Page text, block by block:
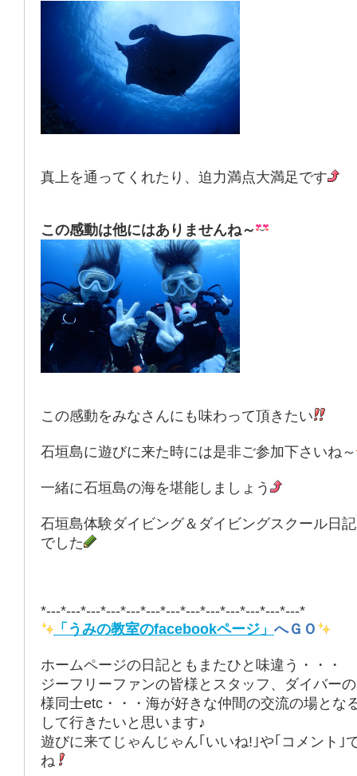
真上を通ってくれたり、迫力満点大満足です
この感動は他にはありませんね～
この感動をみなさんにも味わって頂きたい
石垣島に遊びに来た時には是非ご参加下さいね～
一緒に石垣島の海を堪能しましょう
石垣島体験ダイビング＆ダイビングスクール日
でした
*---*---*---*---*---*---*---*---*---*---*---*---*---*
「うみの教室のfacebookページ」 へＧＯ
ホームページの日記ともまたひと味違う・・・
ジーフリーファンの皆様とスタッフ、ダイバー
様同士etc・・・海が好きな仲間の交流の場とな
して行きたいと思います♪
遊びに来てじゃんじゃん｢いいね!｣や｢コメント｣
ね